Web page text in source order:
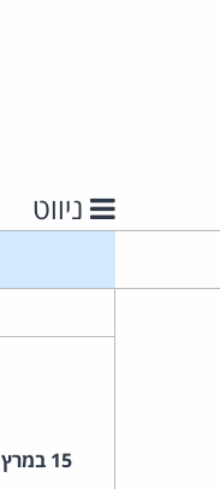
ניווט
15 במרץ 2006